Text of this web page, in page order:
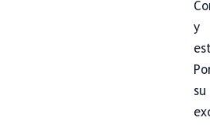
y
su